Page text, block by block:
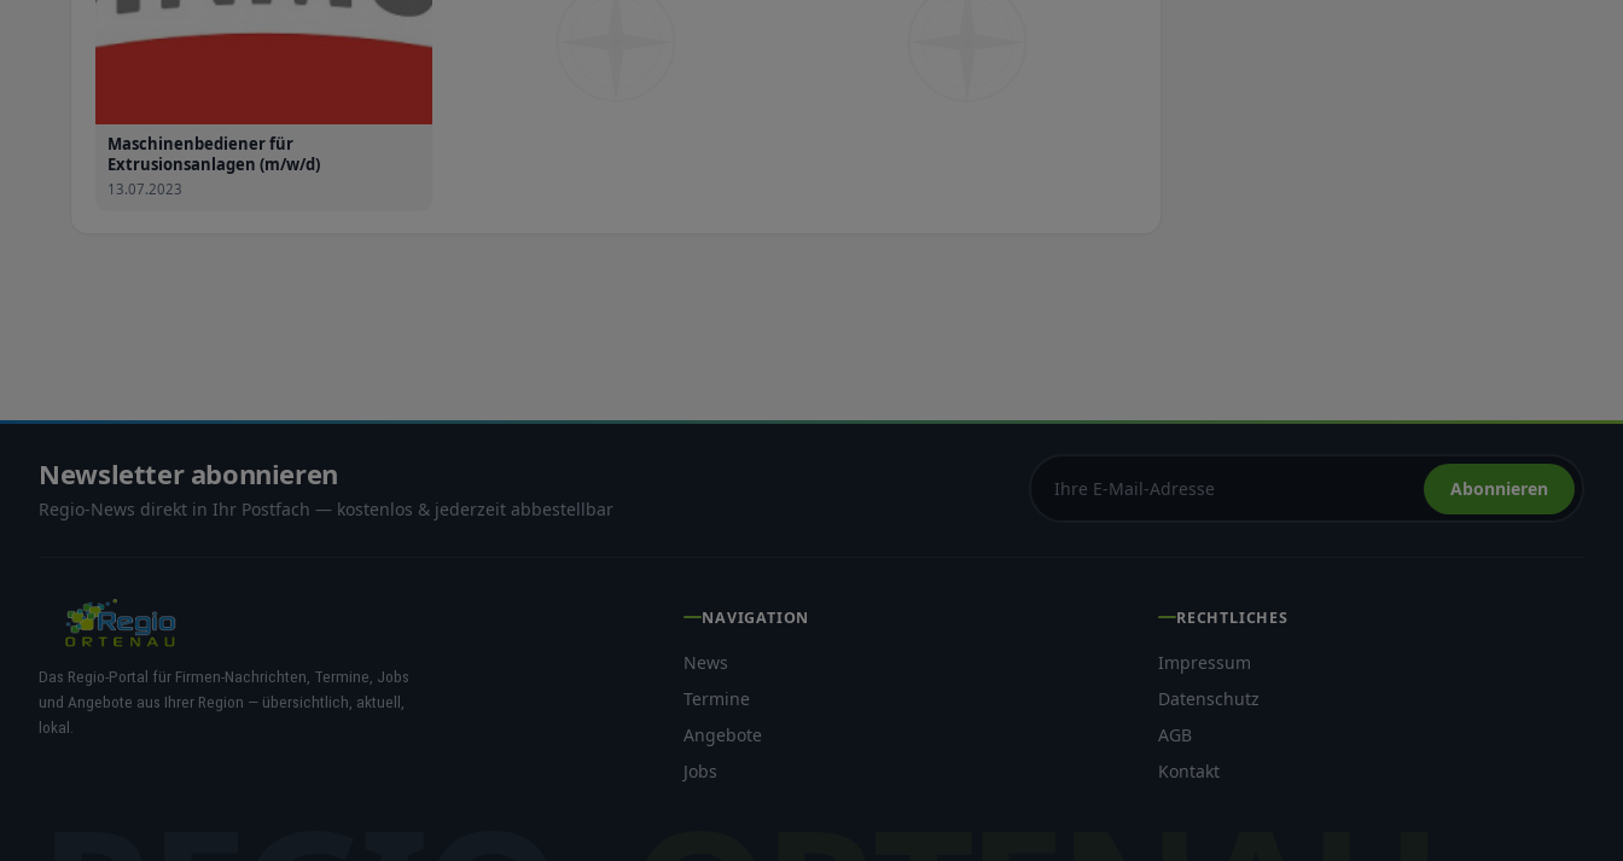
Maschinenbediener für
Extrusionsanlagen (m/w/d)
13.07.2023
Newsletter abonnieren
Regio-News direkt in Ihr Postfach — kostenlos & jederzeit abbestellbar
Abonnieren
Das Regio-Portal für Firmen-Nachrichten, Termine, Jobs
und Angebote aus Ihrer Region — übersichtlich, aktuell,
lokal.
NAVIGATION
News
Termine
Angebote
Jobs
RECHTLICHES
Impressum
Datenschutz
AGB
Kontakt